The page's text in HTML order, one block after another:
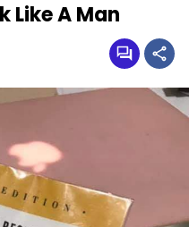
Like A Man